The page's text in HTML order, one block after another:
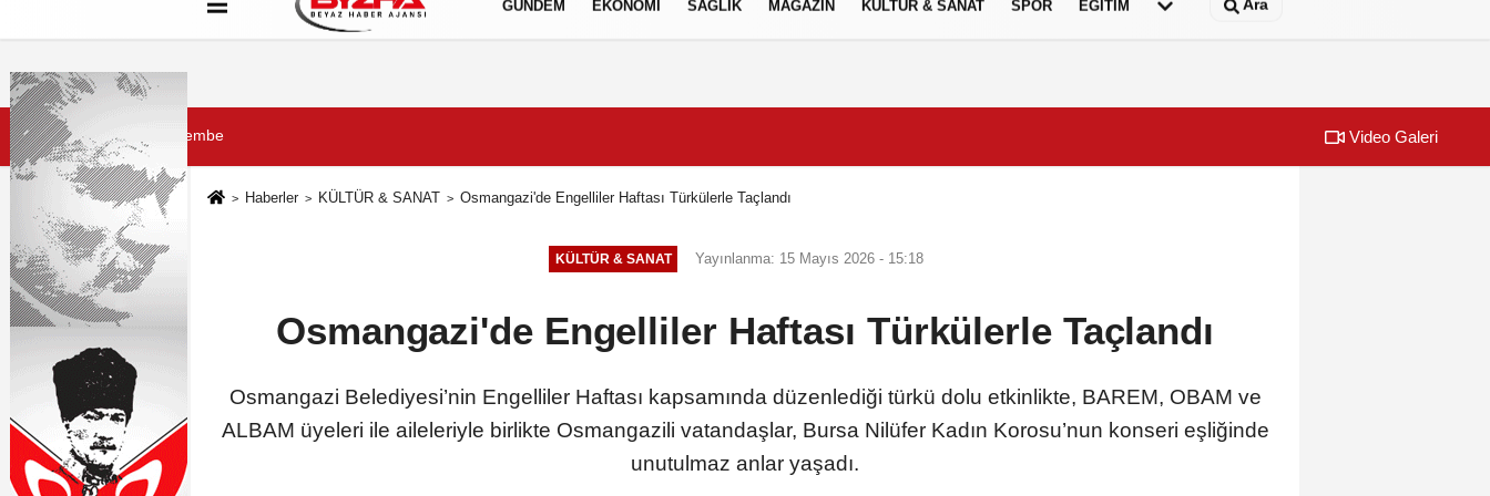
Hakkımızda Künye Çerez Politikası
GÜNDEM EKONOMİ SAĞLIK MAGAZİN KÜLTÜR & SANAT SPOR EĞİTİM Ara
6 Ağustos 2026, Perşembe Video Galeri
Haberler KÜLTÜR & SANAT Osmangazi'de Engelliler Haftası Türkülerle Taçlandı
KÜLTÜR & SANAT Yayınlanma: 15 Mayıs 2026 - 15:18
Osmangazi'de Engelliler Haftası Türkülerle Taçlandı
Osmangazi Belediyesi’nin Engelliler Haftası kapsamında düzenlediği türkü dolu etkinlikte, BAREM, OBAM ve
ALBAM üyeleri ile aileleriyle birlikte Osmangazili vatandaşlar, Bursa Nilüfer Kadın Korosu’nun konseri eşliğinde
unutulmaz anlar yaşadı.